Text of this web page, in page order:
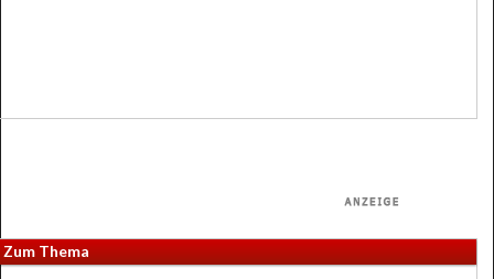
Zum Thema